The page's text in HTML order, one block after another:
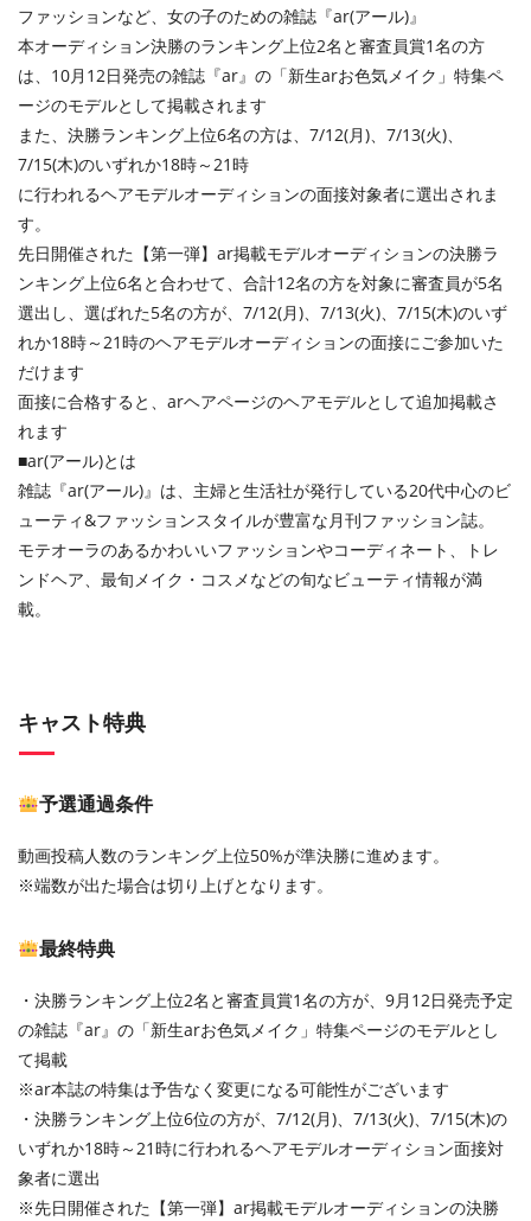
ファッションなど、女の子のための雑誌『ar(アール)』
本オーディション決勝のランキング上位2名と審査員賞1名の方
は、10月12日発売の雑誌『ar』の「新生arお色気メイク」特集ペ
ージのモデルとして掲載されます
また、決勝ランキング上位6名の方は、7/12(月)、7/13(火)、
7/15(木)のいずれか18時～21時
に行われるヘアモデルオーディションの面接対象者に選出されま
す。
先日開催された【第一弾】ar掲載モデルオーディションの決勝ラ
ンキング上位6名と合わせて、合計12名の方を対象に審査員が5名
選出し、選ばれた5名の方が、7/12(月)、7/13(火)、7/15(木)のいず
れか18時～21時のヘアモデルオーディションの面接にご参加いた
だけます
面接に合格すると、arヘアページのヘアモデルとして追加掲載さ
れます
■ar(アール)とは
雑誌『ar(アール)』は、主婦と生活社が発行している20代中心のビ
ューティ&ファッションスタイルが豊富な月刊ファッション誌。
モテオーラのあるかわいいファッションやコーディネート、トレ
ンドヘア、最旬メイク・コスメなどの旬なビューティ情報が満
載。
キャスト特典
予選通過条件
動画投稿人数のランキング上位50%が準決勝に進めます。
※端数が出た場合は切り上げとなります。
最終特典
・決勝ランキング上位2名と審査員賞1名の方が、9月12日発売予定
の雑誌『ar』の「新生arお色気メイク」特集ページのモデルとし
て掲載
※ar本誌の特集は予告なく変更になる可能性がございます
・決勝ランキング上位6位の方が、7/12(月)、7/13(火)、7/15(木)の
いずれか18時～21時に行われるヘアモデルオーディション面接対
象者に選出
※先日開催された【第一弾】ar掲載モデルオーディションの決勝